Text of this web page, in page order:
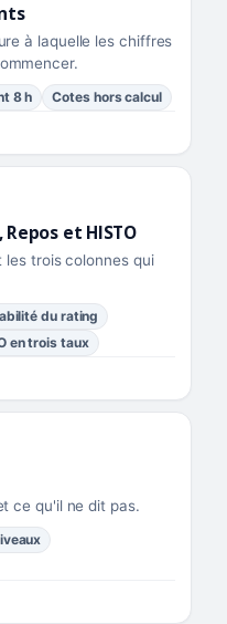
à laquelle les chiffres
8 h Cotes hors calcul
et HISTO
les trois colonnes qui
du rating
en trois taux
ce qu'il ne dit pas.